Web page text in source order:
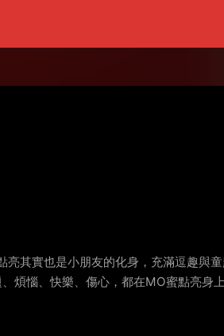
其實也是小朋友的化身，充滿逗趣與
煩惱、快樂、傷心，都在MO蜜點亮身